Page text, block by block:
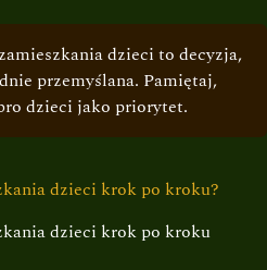
dzieci to decyzja,
przemyślana. Pamiętaj,
dzieci jako priorytet.
dzieci krok po kroku?
dzieci krok po kroku